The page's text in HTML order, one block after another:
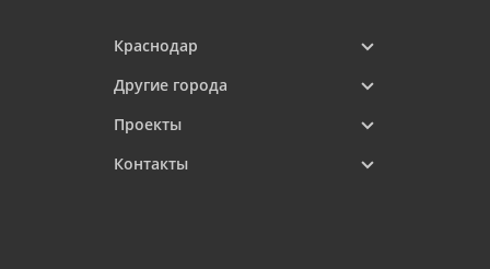
Краснодар
Другие города
Проекты
Контакты